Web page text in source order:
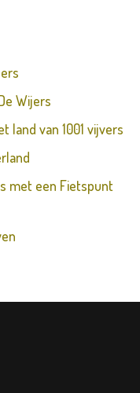
Wijers
land van 1001 vijvers
met een Fietspunt